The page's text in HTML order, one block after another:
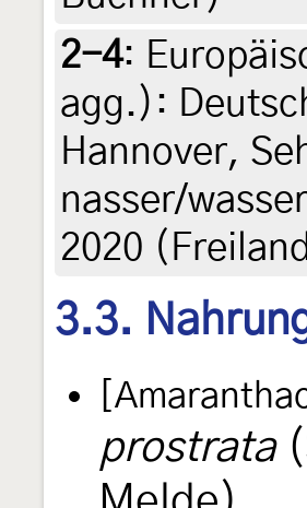
2-4:
agg.):
Hannover,
nasser/
2020
3.3.
prostrata